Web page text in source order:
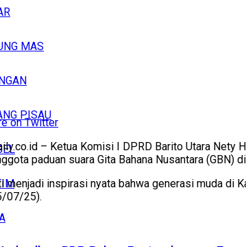
MAS
PISAU
on Twitter
– Ketua Komisi I DPRD Barito Utara
paduan suara Gita Bahana Nusantara
menjadi inspirasi nyata bahwa generasi muda di
07/25).